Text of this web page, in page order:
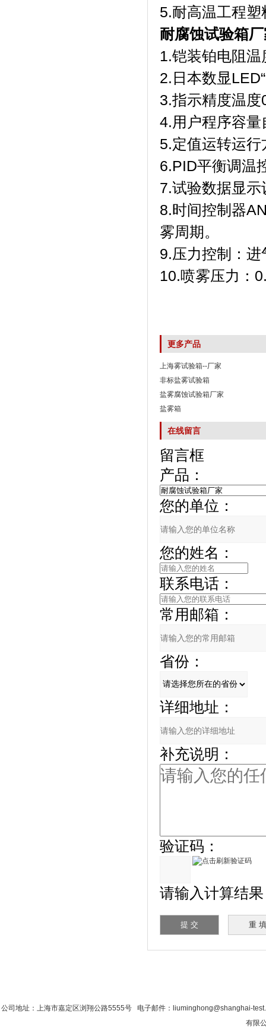
5.耐高温工程塑
耐腐蚀试验箱
1.铠装铂电阻温
2.日本数显
3.指示精度温度
4.用户程序容量
5.定值运转运行方
6.PID平衡调温控
7.试验数据显示设
8.时间控制器
雾周期。
9.压力控制：
10.喷雾压力
更多产品
上海雾试验箱--厂家
非标盐雾试验箱
盐雾腐蚀试验箱厂家
盐雾箱
在线留言
留言框
产品：
您的单位：
您的姓名：
联系电话：
常用邮箱：
省份：
详细地址：
补充说明：
验证码：
请输入计算结果
公司地址：上海市嘉定区浏翔公路5555号 电子邮件：liuminghong@shanghai-
有限